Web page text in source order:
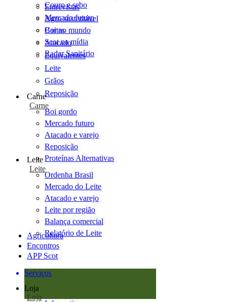
Entrevistas
Agro sustentável
Cartas
Scot na mídia
Radar Sanitário
Couro e sebo
Mercado futuro
Boi no mundo
Atacado
Equivalentes
Leite
Grãos
Reposição
Carne
Carne
Boi gordo
Mercado futuro
Atacado e varejo
Reposição
Proteínas Alternativas
Leite
Leite
Ordenha Brasil
Mercado do Leite
Atacado e varejo
Leite por região
Balança comercial
Relatório de Leite
Agricultura
Encontros
APP Scot
Serviços
Loja
Loja